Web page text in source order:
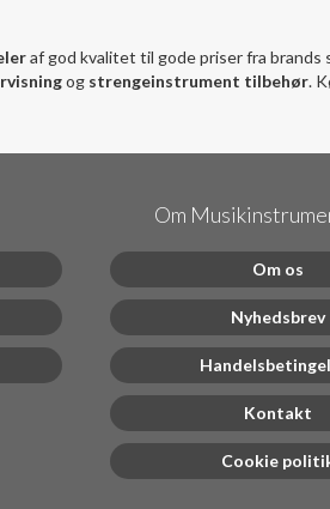
af god kvalitet til gode priser fra brands
og strengeinstrument tilbehør.
Om
Om os
Nyhedsbrev
Kontakt
Cookie